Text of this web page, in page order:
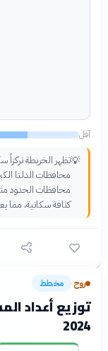
أقل
💡تظهر الخريطة تركزاً
محافظات الدلتا
محافظات الحدود
كثافة سكانية، مما
روح› مخطط
توزيع أعداد
2024